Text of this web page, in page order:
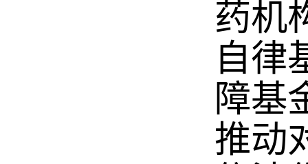
药机
自律
障基
推动